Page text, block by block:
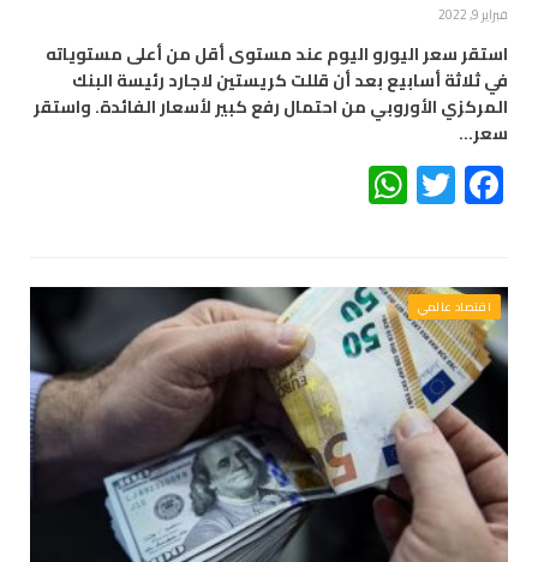
فبراير 9, 2022
استقر سعر اليورو اليوم عند مستوى أقل من أعلى مستوياته
في ثلاثة أسابيع بعد أن قللت كريستين لاجارد رئيسة البنك
المركزي الأوروبي من احتمال رفع كبير لأسعار الفائدة. واستقر
سعر…
Facebook
Twitter
اقتصاد عالمي